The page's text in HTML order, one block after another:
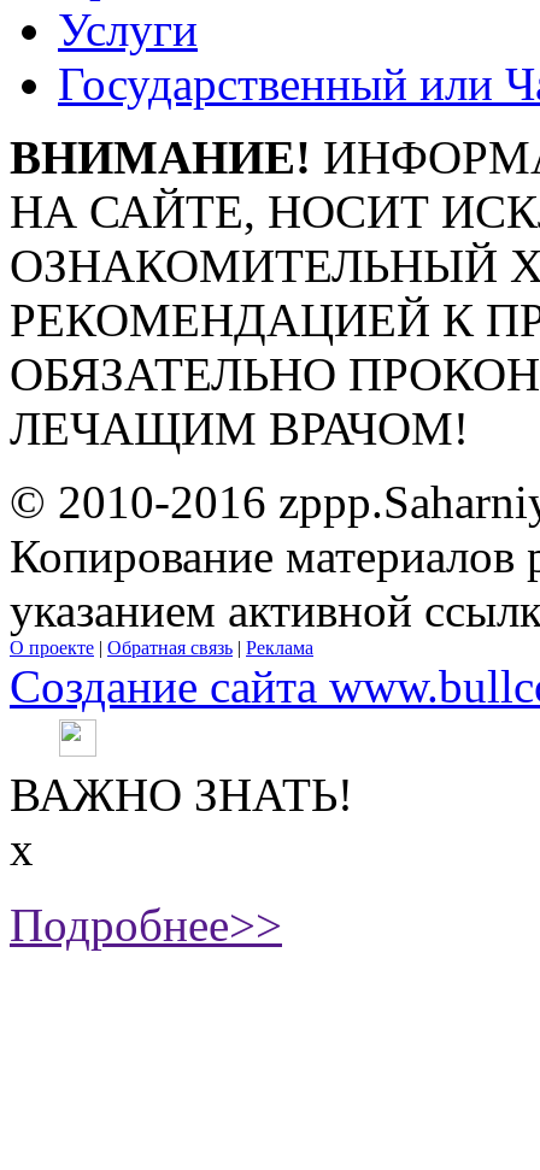
Услуги
Государственный или
ВНИМАНИЕ!
НА САЙТЕ, НОСИТ
ОЗНАКОМИТЕЛЬНЫЙ
РЕКОМЕНДАЦИЕЙ К
ОБЯЗАТЕЛЬНО
ЛЕЧАЩИМ ВРАЧОМ!
© 2010-2016
Копирование материалов
указанием активной
О проекте | Обратная связь | Реклама
Создание сайта
ВАЖНО ЗНАТЬ!
х
Подробнее>>